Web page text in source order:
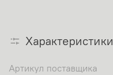
Характеристики
Артикул поставщика